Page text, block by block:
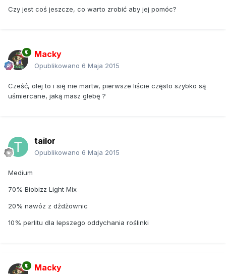
Czy jest coś jeszcze, co warto zrobić aby jej pomóc?
Macky
Opublikowano 6 Maja 2015
Cześć, olej to i się nie martw, pierwsze liście często szybko są
uśmiercane, jaką masz glebę ?
tailor
Opublikowano 6 Maja 2015
Medium
70% Biobizz Light Mix
20% nawóz z dżdżownic
10% perlitu dla lepszego oddychania roślinki
Macky